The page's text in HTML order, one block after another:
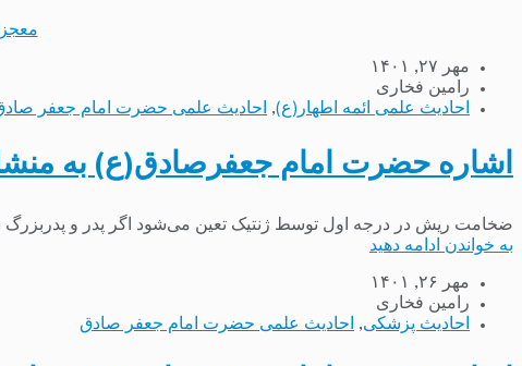
مهر ۲۷, ۱۴۰۱
رامین فخاری
احادیث علمی ائمه اطهار(ع), احادیث علمی حضرت امام جعفر
اشاره حضرت امام جعفرصادق(ع) به
ضخامت ریش در درجه اول توسط ژنتیک تعین می‌شود اگر پدر و پدربزرگ
به خواندن ادامه دهید
مهر ۲۶, ۱۴۰۱
رامین فخاری
احادیث پزشکی, احادیث علمی حضرت امام جعفر صادق